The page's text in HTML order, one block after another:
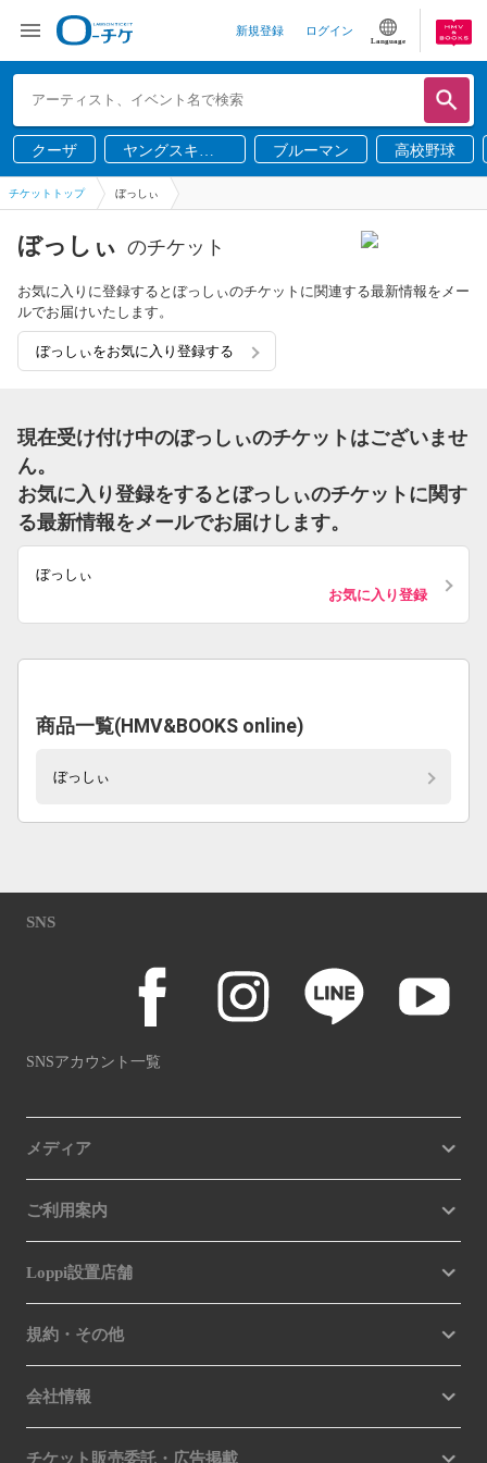
新規登録 ログイン
Language
クーザ
ヤングスキニ
ー
ブルーマン 高校野球
チケットトップ ぼっしぃ
ぼっしぃ のチケット
お気に入りに登録するとぼっしぃのチケットに関連する最新情報をメー
ルでお届けいたします。
ぼっしぃをお気に入り登録する
現在受け付け中のぼっしぃのチケットはございませ
ん。
お気に入り登録をするとぼっしぃのチケットに関す
る最新情報をメールでお届けします。
ぼっしぃ
お気に入り登録
商品一覧(HMV&BOOKS online)
ぼっしぃ
SNS
SNSアカウント一覧
メディア
ご利用案内
Loppi設置店舗
規約・その他
会社情報
チケット販売委託・広告掲載